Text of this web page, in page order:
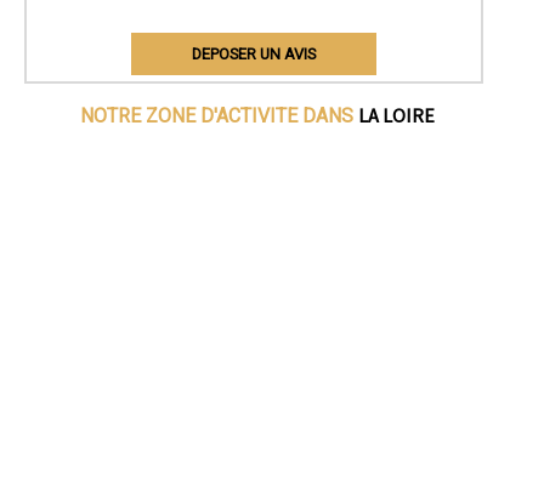
DEPOSER UN AVIS
NOTRE ZONE D'ACTIVITE DANS LA LOIRE